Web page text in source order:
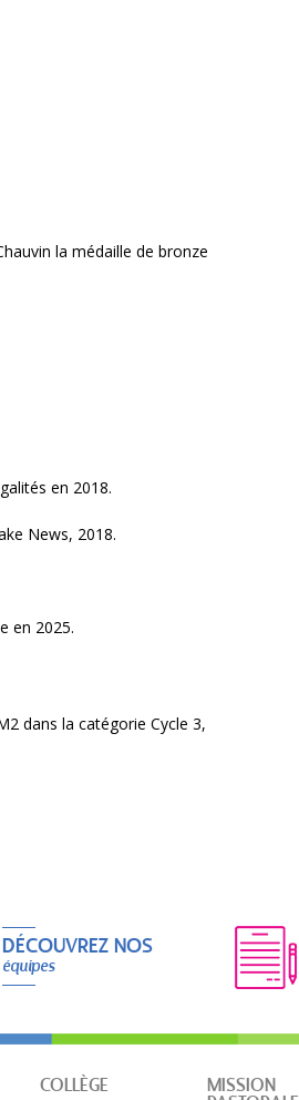
la médaille de bronze
en 2018.
News, 2018.
en 2025.
dans la catégorie Cycle 3,
DÉCOUVREZ NOS
équipes
COLLÈGE
MISSION